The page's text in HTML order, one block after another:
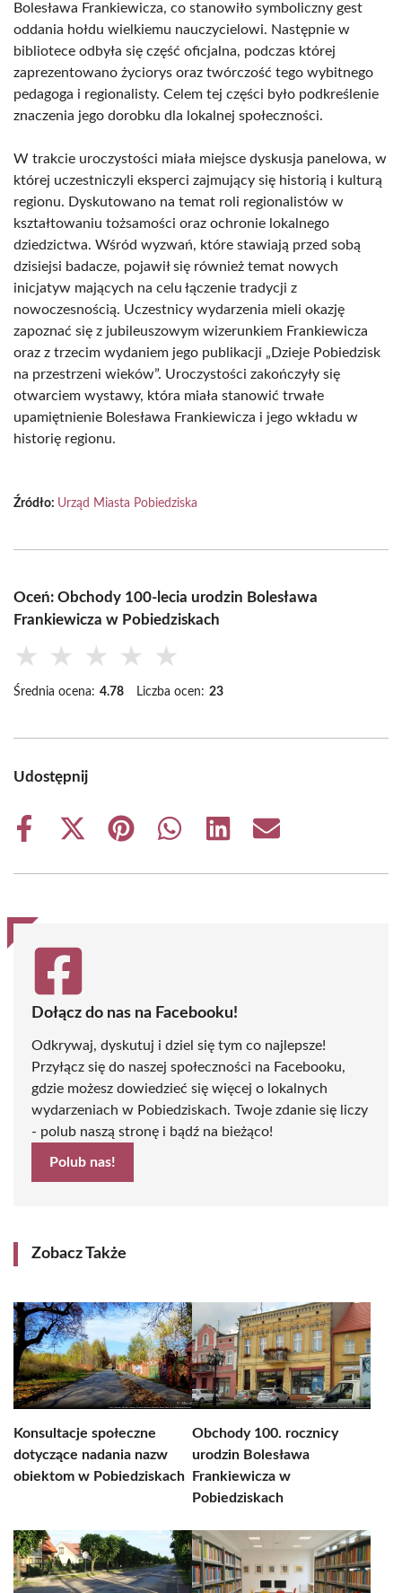
Bolesława Frankiewicza, co stanowiło symboliczny gest
oddania hołdu wielkiemu nauczycielowi. Następnie w
bibliotece odbyła się część oficjalna, podczas której
zaprezentowano życiorys oraz twórczość tego wybitnego
pedagoga i regionalisty. Celem tej części było podkreślenie
znaczenia jego dorobku dla lokalnej społeczności.
W trakcie uroczystości miała miejsce dyskusja panelowa, w
której uczestniczyli eksperci zajmujący się historią i kulturą
regionu. Dyskutowano na temat roli regionalistów w
kształtowaniu tożsamości oraz ochronie lokalnego
dziedzictwa. Wśród wyzwań, które stawiają przed sobą
dzisiejsi badacze, pojawił się również temat nowych
inicjatyw mających na celu łączenie tradycji z
nowoczesnością. Uczestnicy wydarzenia mieli okazję
zapoznać się z jubileuszowym wizerunkiem Frankiewicza
oraz z trzecim wydaniem jego publikacji „Dzieje Pobiedzisk
na przestrzeni wieków”. Uroczystości zakończyły się
otwarciem wystawy, która miała stanowić trwałe
upamiętnienie Bolesława Frankiewicza i jego wkładu w
historię regionu.
Źródło: Urząd Miasta Pobiedziska
Oceń: Obchody 100-lecia urodzin Bolesława
Frankiewicza w Pobiedziskach
★ ★ ★ ★ ★
Średnia ocena: 4.78 Liczba ocen: 23
Udostępnij
Share
Share
(Twitter)
Share
Share
Share
Share
Dołącz do nas na Facebooku!
Odkrywaj, dyskutuj i dziel się tym co najlepsze!
Przyłącz się do naszej społeczności na Facebooku,
gdzie możesz dowiedzieć się więcej o lokalnych
wydarzeniach w Pobiedziskach. Twoje zdanie się liczy
- polub naszą stronę i bądź na bieżąco!
Polub nas!
Zobacz Także
Konsultacje społeczne
dotyczące nadania nazw
obiektom w Pobiedziskach
Obchody 100. rocznicy
urodzin Bolesława
Frankiewicza w
Pobiedziskach